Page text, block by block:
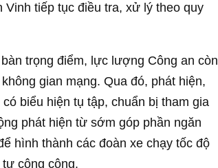
tiếp tục điều tra, xử lý theo quy
trọng điểm, lực lượng Công an còn
gian mạng. Qua đó, phát hiện,
biểu hiện tụ tập, chuẩn bị tham gia
phát hiện từ sớm góp phần ngăn
hình thành các đoàn xe chạy tốc độ
công cộng.